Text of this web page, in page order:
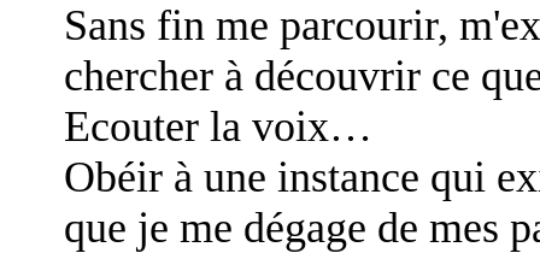
Sans fin me parcourir,
chercher à découvrir ce
Ecouter la voix…
Obéir à une instance qui
que je me dégage de mes